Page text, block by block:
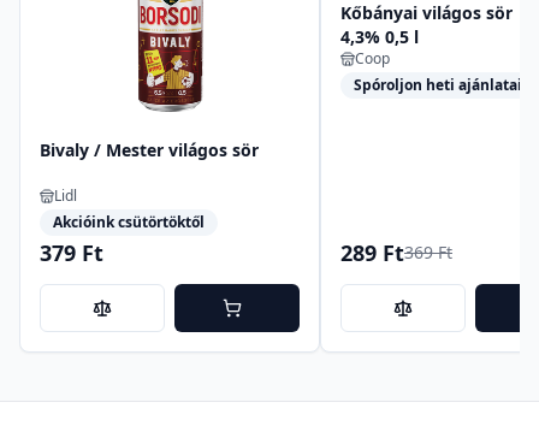
Bivaly / Mester világos sör
Lidl
Akcióink csütörtöktől
379 Ft
Kőbányai világos sör
4,3% 0,5 l
Coop
Spóroljon heti
289 Ft369 Ft